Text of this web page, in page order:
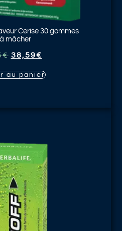
Cerise 30 gommes
mâcher
€ 38,59€
au panier